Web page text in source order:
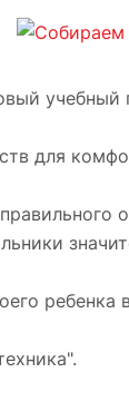
учебный
для